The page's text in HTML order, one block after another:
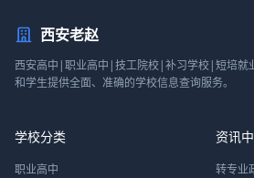
西安老赵
西安高中|职业高中|技工院校|补习学校|短培就
和学生提供全面、准确的学校信息查询服务。
学校分类
职业高中
资讯
转专业